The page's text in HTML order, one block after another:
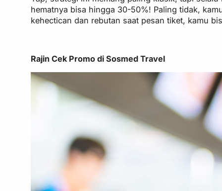
hematnya bisa hingga 30-50%! Paling tidak,
kehectican dan rebutan saat pesan tiket, kamu
Rajin Cek Promo di Sosmed Travel